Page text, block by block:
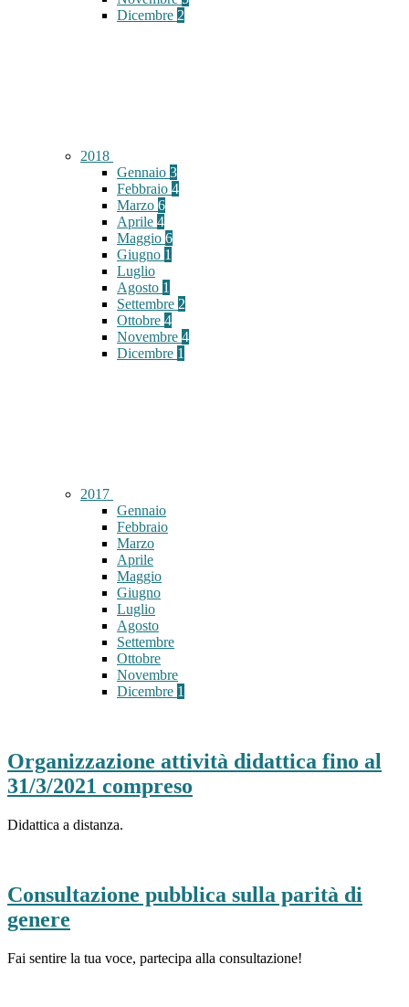
Dicembre 2
2018
Gennaio 3
Febbraio 4
Marzo 6
Aprile 4
Maggio 6
Giugno 1
Luglio
Agosto 1
Settembre 2
Ottobre 4
Novembre 4
Dicembre 1
2017
Gennaio
Febbraio
Marzo
Aprile
Maggio
Giugno
Luglio
Agosto
Settembre
Ottobre
Novembre
Dicembre 1
Organizzazione attività didattica fino al
31/3/2021 compreso
Didattica a distanza.
Consultazione pubblica sulla parità di
genere
Fai sentire la tua voce, partecipa alla consultazione!